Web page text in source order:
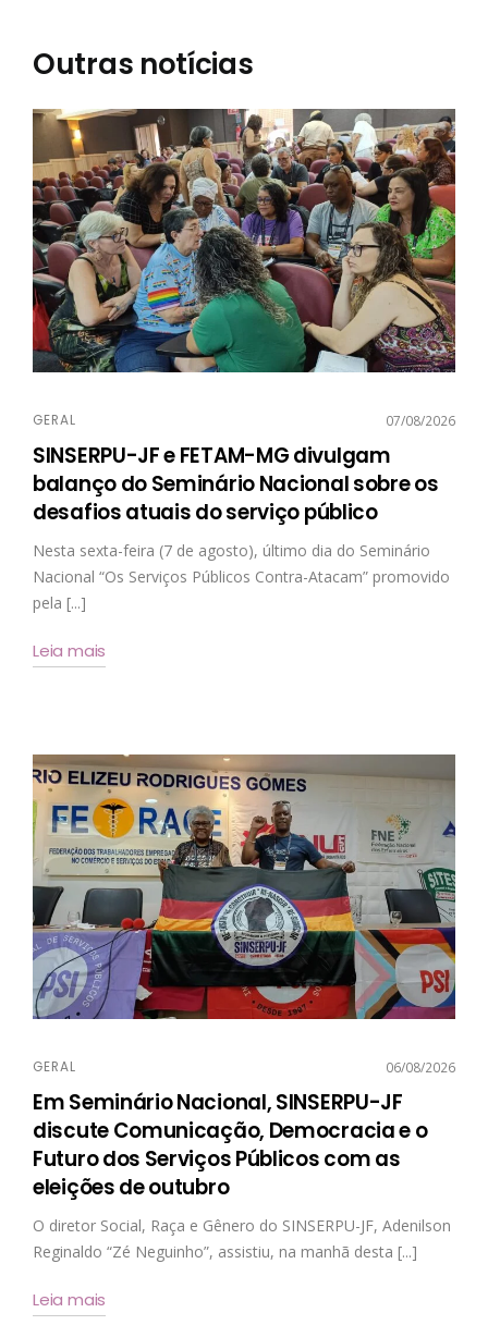
Outras notícias
GERAL 07/08/2026
SINSERPU-JF e FETAM-MG divulgam
balanço do Seminário Nacional sobre os
desafios atuais do serviço público
Nesta sexta-feira (7 de agosto), último dia do Seminário
Nacional “Os Serviços Públicos Contra-Atacam” promovido
pela [...]
Leia mais
GERAL 06/08/2026
Em Seminário Nacional, SINSERPU-JF
discute Comunicação, Democracia e o
Futuro dos Serviços Públicos com as
eleições de outubro
O diretor Social, Raça e Gênero do SINSERPU-JF, Adenilson
Reginaldo “Zé Neguinho”, assistiu, na manhã desta [...]
Leia mais